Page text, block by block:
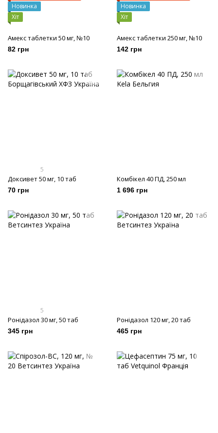
Новинка
Хіт
Амекс таблетки 50 мг, №10
82 грн
Новинка
Хіт
Амекс таблетки 250 мг, №10
142 грн
5
Доксивет 50 мг, 10 таб
70 грн
Комбікел 40 ПД, 250 мл
1 696 грн
5
Ронідазол 30 мг, 50 таб
345 грн
Ронідазол 120 мг, 20 таб
465 грн